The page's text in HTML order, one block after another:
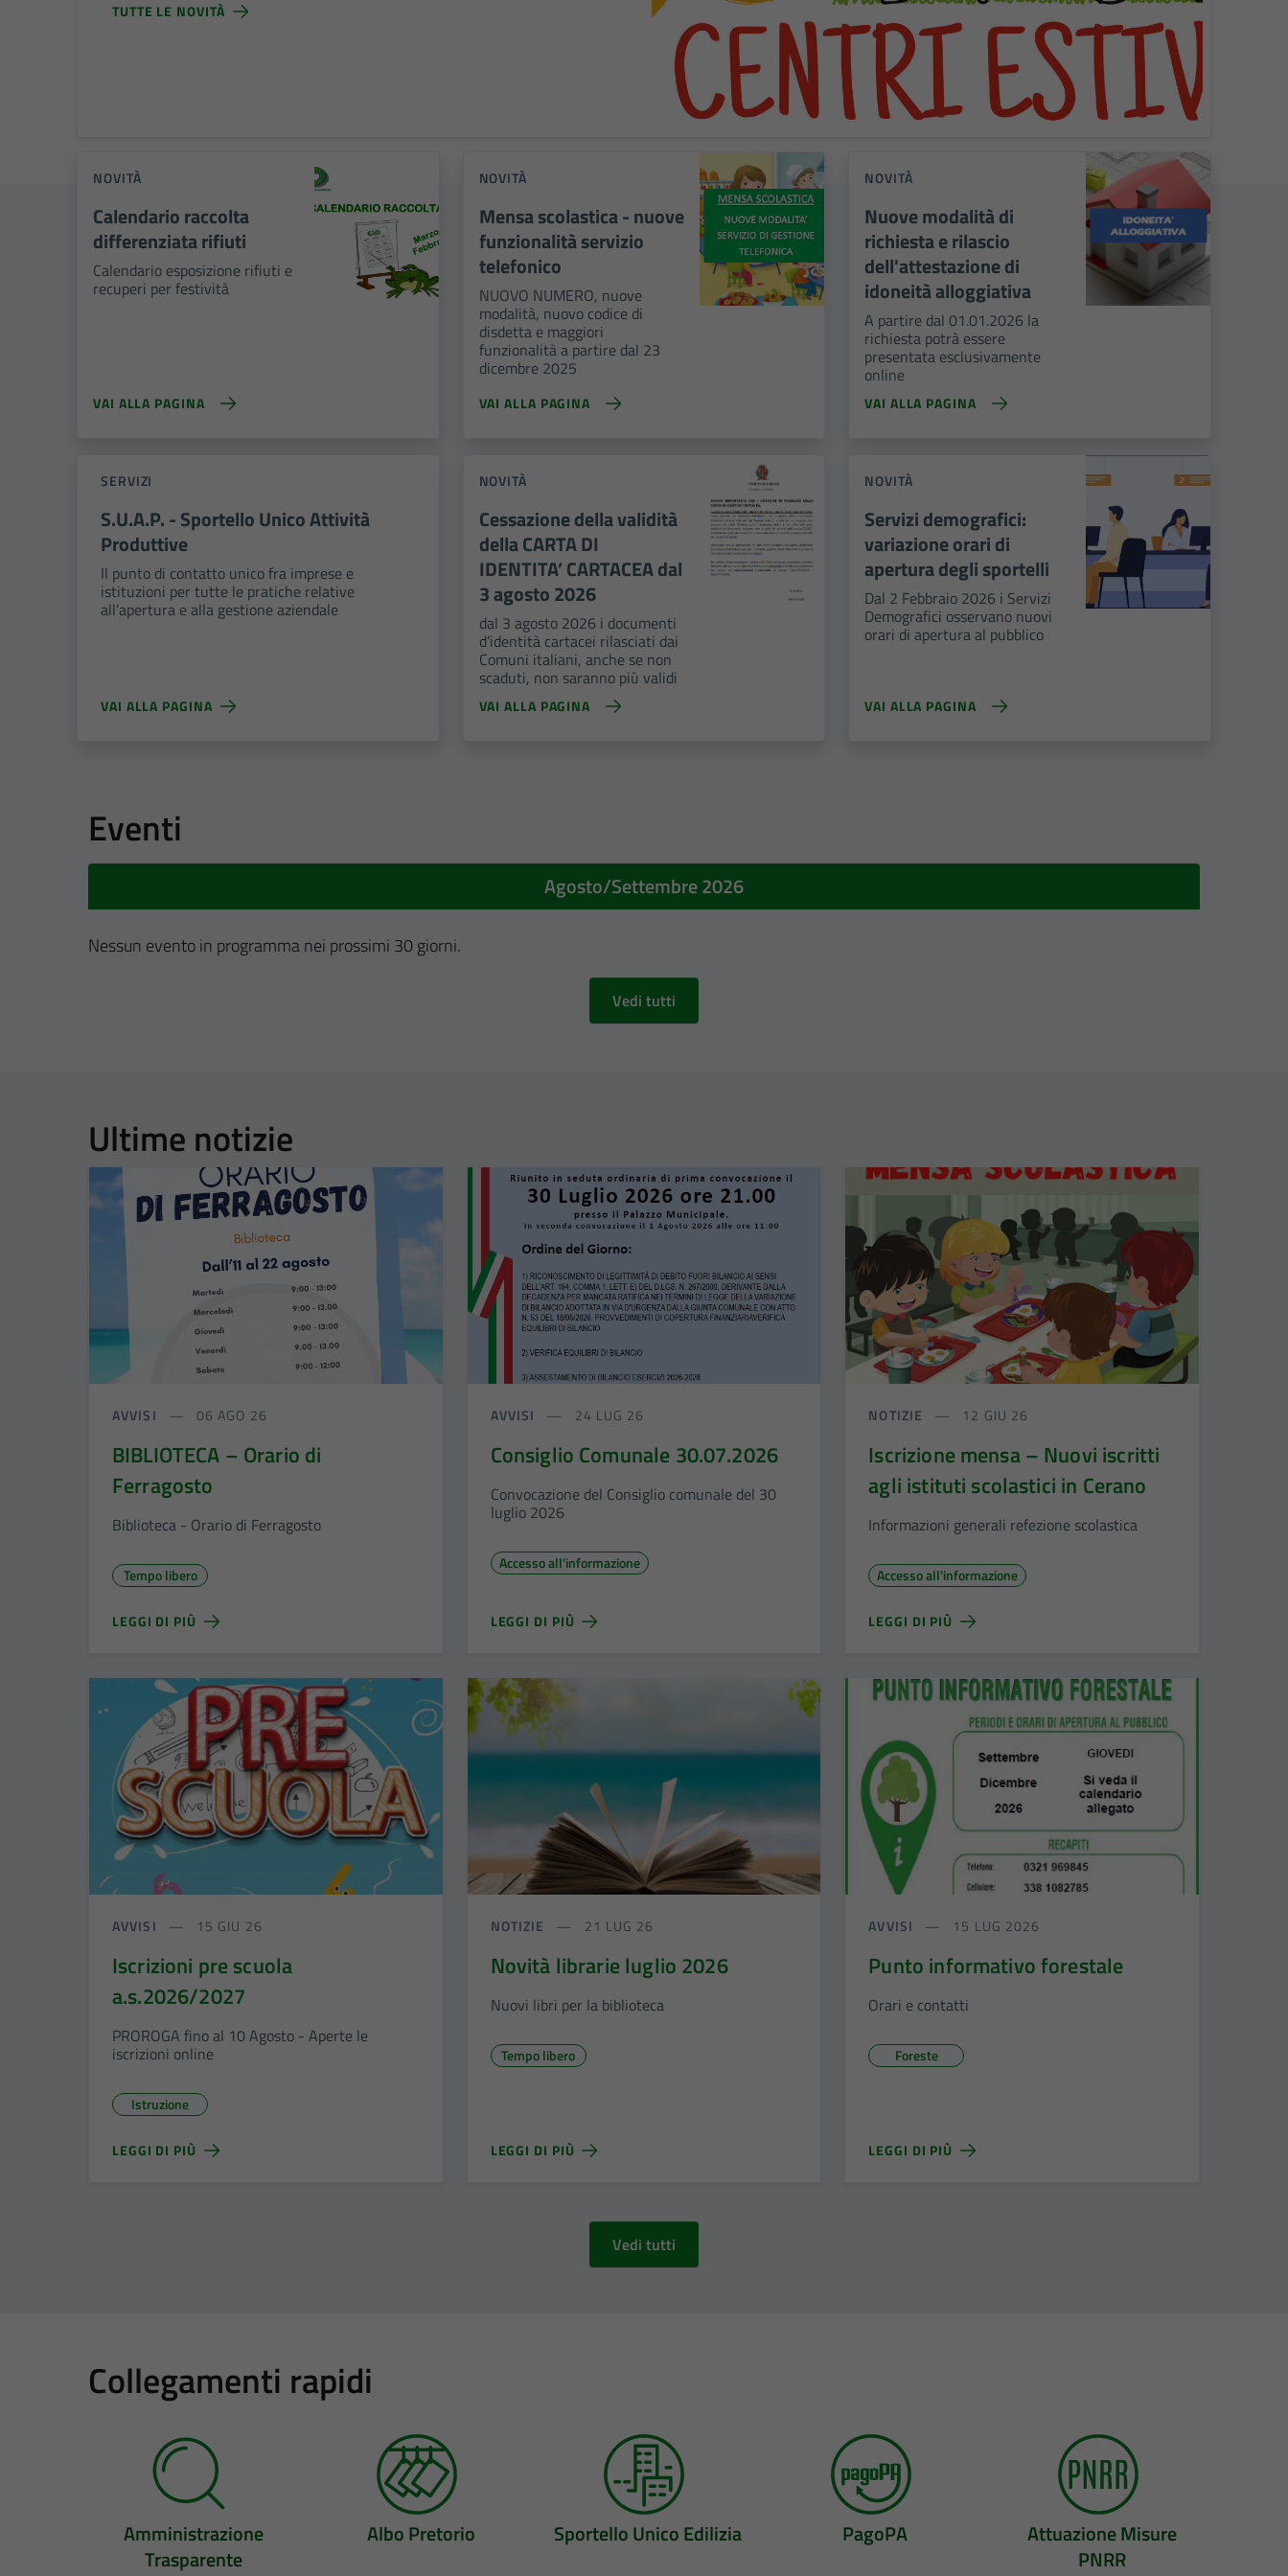
TUTTE LE NOVITÀ
NOVITÀ
Calendario raccolta
differenziata rifiuti
Calendario esposizione rifiuti e
recuperi per festività
VAI ALLA PAGINA
NOVITÀ
Mensa scolastica - nuove
funzionalità servizio
telefonico
NUOVO NUMERO, nuove
modalità, nuovo codice di
disdetta e maggiori
funzionalità a partire dal 23
dicembre 2025
VAI ALLA PAGINA
NOVITÀ
Nuove modalità di
richiesta e rilascio
dell'attestazione di
idoneità alloggiativa
A partire dal 01.01.2026 la
richiesta potrà essere
presentata esclusivamente
online
VAI ALLA PAGINA
SERVIZI
S.U.A.P. - Sportello Unico Attività
Produttive
Il punto di contatto unico fra imprese e
istituzioni per tutte le pratiche relative
all’apertura e alla gestione aziendale
VAI ALLA PAGINA
NOVITÀ
Cessazione della validità
della CARTA DI
IDENTITA’ CARTACEA dal
3 agosto 2026
dal 3 agosto 2026 i documenti
d’identità cartacei rilasciati dai
Comuni italiani, anche se non
scaduti, non saranno più validi
VAI ALLA PAGINA
NOVITÀ
Servizi demografici:
variazione orari di
apertura degli sportelli
Dal 2 Febbraio 2026 i Servizi
Demografici osservano nuovi
orari di apertura al pubblico
VAI ALLA PAGINA
Eventi
Agosto/Settembre 2026
Nessun evento in programma nei prossimi 30 giorni.
Vedi tutti
Ultime notizie
AVVISI 06 AGO 26
BIBLIOTECA – Orario di
Ferragosto
Biblioteca - Orario di Ferragosto
Tempo libero
LEGGI DI PIÙ
AVVISI 24 LUG 26
Consiglio Comunale 30.07.2026
Convocazione del Consiglio comunale del 30
luglio 2026
Accesso all'informazione
LEGGI DI PIÙ
NOTIZIE 12 GIU 26
Iscrizione mensa – Nuovi iscritti
agli istituti scolastici in Cerano
Informazioni generali refezione scolastica
Accesso all'informazione
LEGGI DI PIÙ
AVVISI 15 GIU 26
Iscrizioni pre scuola
a.s.2026/2027
PROROGA fino al 10 Agosto - Aperte le
iscrizioni online
Istruzione
LEGGI DI PIÙ
NOTIZIE 21 LUG 26
Novità librarie luglio 2026
Nuovi libri per la biblioteca
Tempo libero
LEGGI DI PIÙ
AVVISI 15 LUG 2026
Punto informativo forestale
Orari e contatti
Foreste
LEGGI DI PIÙ
Vedi tutti
Collegamenti rapidi
Amministrazione
Trasparente
Albo Pretorio Sportello Unico Edilizia PagoPA
Attuazione Misure
PNRR